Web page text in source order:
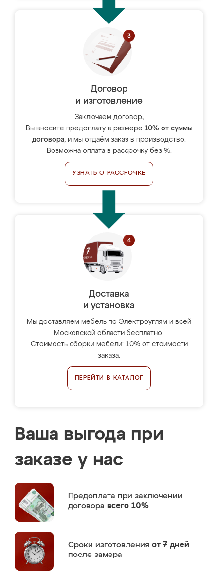
Договор
и изготовление
Заключаем договор,
Вы вносите предоплату в размере 10% от суммы
договора, и мы отдаём заказ в производство.
Возможна оплата в рассрочку без %.
УЗНАТЬ О РАССРОЧКЕ
Доставка
и установка
Мы доставляем мебель по Электроуглям и всей
Московской области бесплатно!
Стоимость сборки мебели: 10% от стоимости
заказа.
ПЕРЕЙТИ В КАТАЛОГ
Ваша выгода при
заказе у нас
Предоплата при заключении
договора всего 10%
Сроки изготовления от 7 дней
после замера